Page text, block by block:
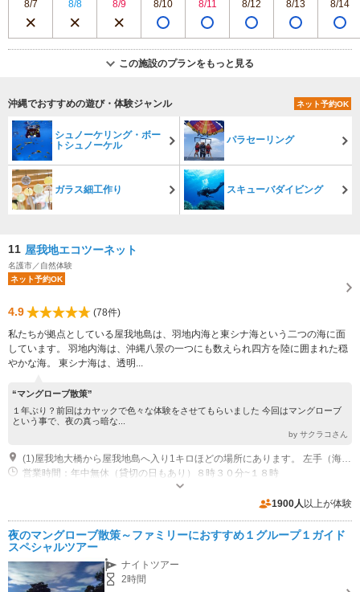
8/7 8/8 8/9 8/10 8/11 8/12 8/13 8/14
この施設のプランをもっと見る
沖縄でおすすめの遊び・体験ジャンル ネット予約OK
シュノーケリング・ボー
トシュノーケル
パラセーリング
ガラス細工作り スキューバダイビング
11 屋我地エコツーネット
名護市／自然体験
ネット予約OK
4.9
(78件)
私たちが拠点としている屋我地島は、羽地内海と東シナ海という二つの海に面
しています。 羽地内海は、沖縄八景の一つにも数えられ四方を陸に囲まれた穏
やかな海。 東シナ海は、透明...
“マングローブ散策”
１年ぶり？前回はカヤックで色々な体験をさせてもらいました 今回はマングローブ
という事で、夜の真っ暗な...
by サクラコさん
営業時間：年中無休（貸切の日もあり）８時３０分~１８時
1900人 以上が体験
夜のマングローブ散策～ファミリーにおすすめ１グループ１ガイド
スペシャルツアー
ナイトツアー
2時間